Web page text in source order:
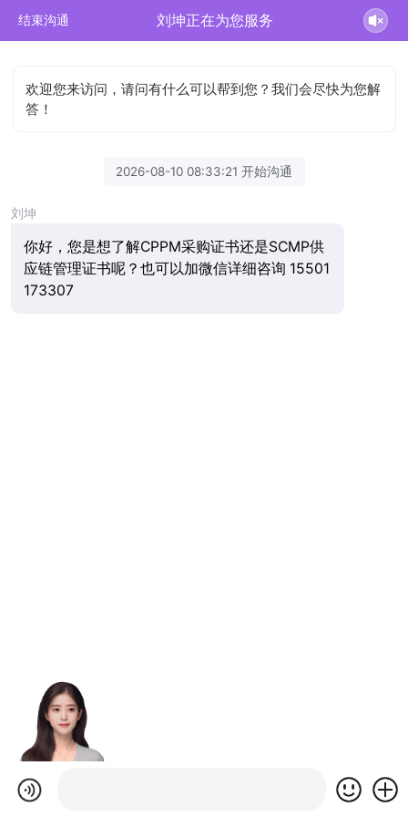
结束沟通 刘坤正在为您服务
欢迎您来访问，请问有什么可以帮到您？我们会尽快为您解
答！
2026-08-10 08:33:21 开始沟通
刘坤
你好，您是想了解CPPM采购证书还是SCMP供
应链管理证书呢？也可以加微信详细咨询 15501
173307